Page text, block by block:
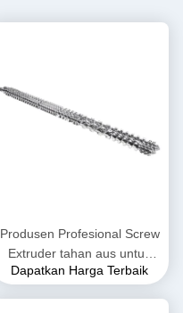
Produsen Profesional Screw
Extruder tahan aus untuk
pipa PP PE PPR
Dapatkan Harga Terbaik